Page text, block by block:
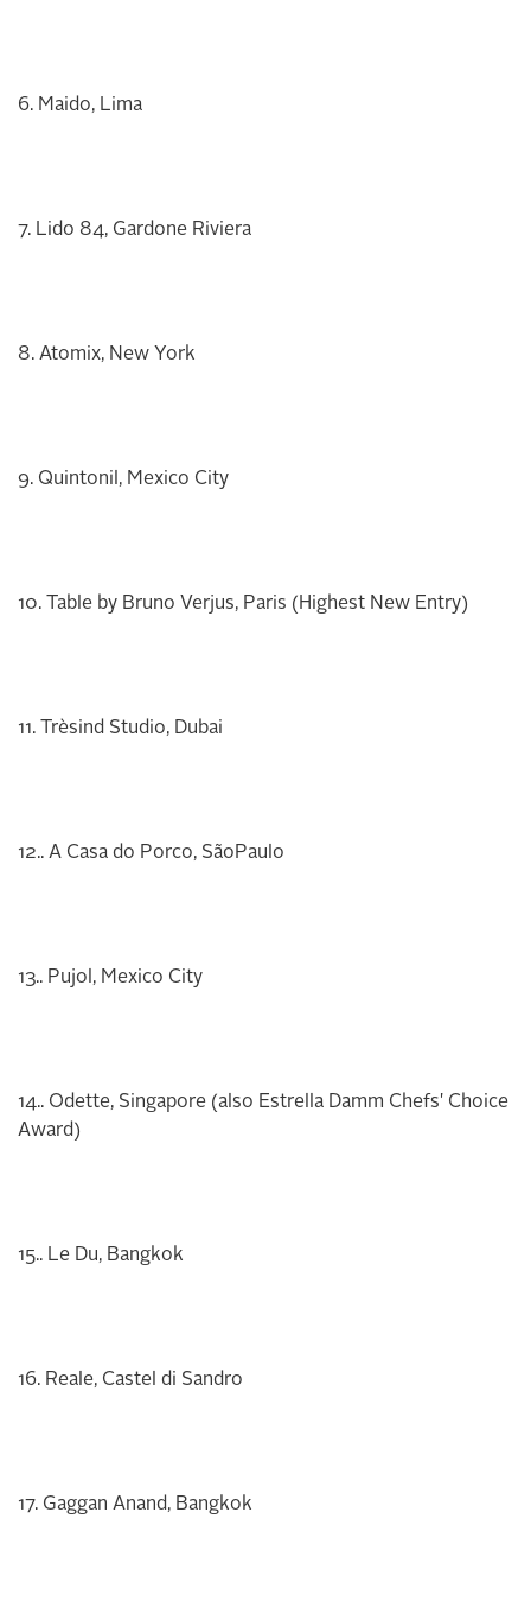
6. Maido, Lima
7. Lido 84, Gardone Riviera
8. Atomix, New York
9. Quintonil, Mexico City
10. Table by Bruno Verjus, Paris (Highest New Entry)
11. Trèsind Studio, Dubai
12.. A Casa do Porco, SãoPaulo
13.. Pujol, Mexico City
14.. Odette, Singapore (also Estrella Damm Chefs' Choice
Award)
15.. Le Du, Bangkok
16. Reale, Castel di Sandro
17. Gaggan Anand, Bangkok